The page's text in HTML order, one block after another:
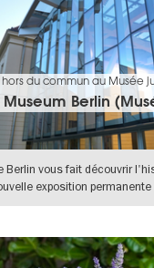
du commun au Musée
Berlin
Berlin vous fait découvrir
exposition